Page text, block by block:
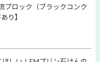
ブロック（ブラックコンク
り】